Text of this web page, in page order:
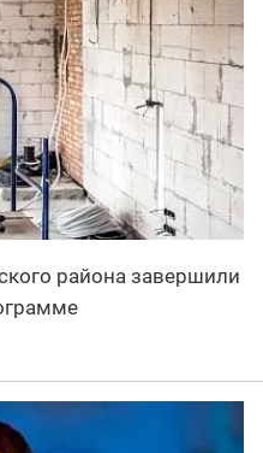
района завершили